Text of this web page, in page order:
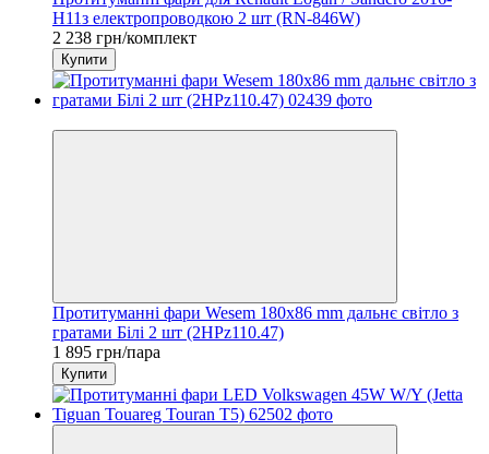
H11з електропроводкою 2 шт (RN-846W)
2 238 грн/комплект
Купити
Протитуманні фари Wesem 180х86 mm дальнє світло з
гратами Білі 2 шт (2НРz110.47)
1 895 грн/пара
Купити